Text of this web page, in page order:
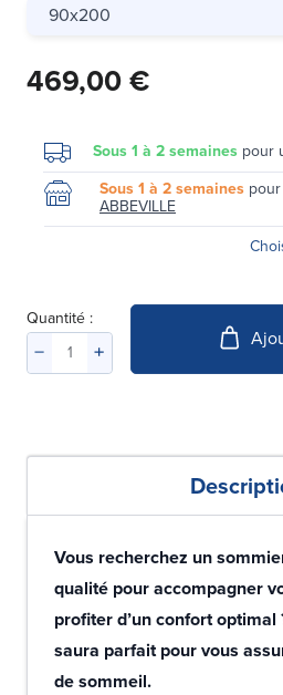
90x200
469,00 €
Sous 1 à 2 semaines pour
Sous 1 à 2 semaines
ABBEVILLE
Quantité :
Vous recherchez un
qualité pour accompagner
profiter d’un confort optimal
saura parfait pour vous
de sommeil.